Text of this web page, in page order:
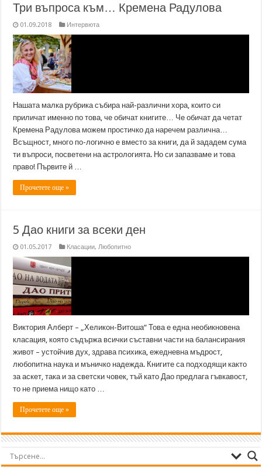
Три въпроса към… Кремена Радулова
01.09.2018 Интервюта
Нашата малка рубрика събира най-различни хора, които си
приличат именно по това, че обичат книгите… Че обичат да четат
Кремена Радулова можем простичко да наречем различна…
Всъщност, много по-логично е вместо за книги, да й зададем сума
ти въпроси, посветени на астрологията. Но си запазваме и това
право! Първите й …
Прочетете още »
5 Дао книги за всеки ден
01.05.2017 Класации,Любопитно
Виктория Алберт – „Хеликон-Витоша“ Това е една необикновена
класация, която съдържа всички съставни части на балансирания
живот – устойчив дух, здрава психика, ежедневна мъдрост,
любопитна наука и мъничко надежда. Книгите са подходящи както
за аскет, така и за светски човек, тъй като Дао предлага гъвкавост,
то не приема нищо като …
Прочетете още »